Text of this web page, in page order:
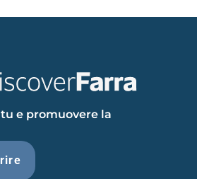
e promuovere la